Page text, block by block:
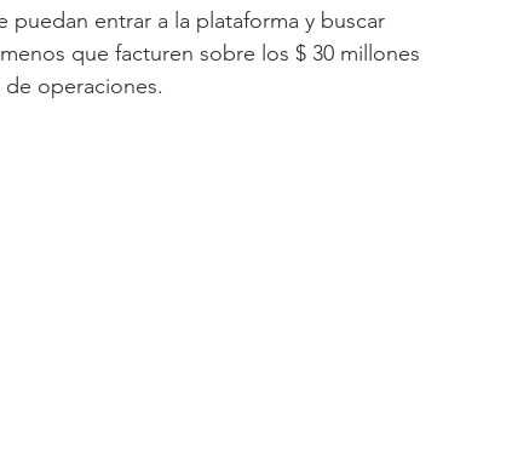
puedan entrar a la plataforma y buscar
que facturen sobre los $ 30 millones
operaciones.